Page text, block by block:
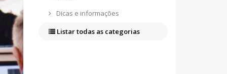
Dicas e informações
Listar todas as categorias